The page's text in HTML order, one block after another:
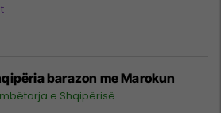
barazon me Marokun
e Shqipërisë